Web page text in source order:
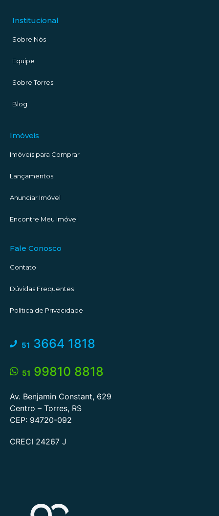
Institucional
Sobre Nós
Equipe
Sobre Torres
Blog
Imóveis
Imóveis para Comprar
Lançamentos
Anunciar Imóvel
Encontre Meu Imóvel
Fale Conosco
Contato
Dúvidas Frequentes
Política de Privacidade
51 3664 1818
51 99810 8818
Av. Benjamin Constant, 629
Centro – Torres, RS
CEP: 94720-092
CRECI 24267 J